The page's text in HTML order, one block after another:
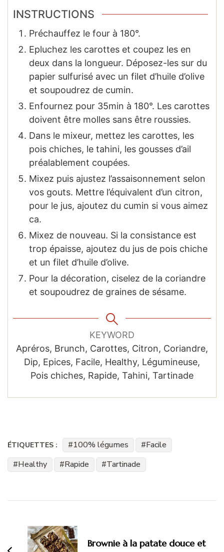
INSTRUCTIONS
Préchauffez le four à 180°.
Epluchez les carottes et coupez les en
deux dans la longueur. Déposez-les sur du
papier sulfurisé avec un filet d’huile d’olive
et soupoudrez de cumin.
Enfournez pour 35min à 180°. Les carottes
doivent être molles sans être roussies.
Dans le mixeur, mettez les carottes, les
pois chiches, le tahini, les gousses d’ail
préalablement coupées.
Mixez puis ajustez l’assaisonnement selon
vos gouts. Mettre l’équivalent d’un citron,
pour le jus, ajoutez du cumin si vous aimez
ca.
Mixez de nouveau. Si la consistance est
trop épaisse, ajoutez du jus de pois chiche
et un filet d’huile d’olive.
Pour la décoration, ciselez de la coriandre
et soupoudrez de graines de sésame.
KEYWORD
Apréros, Brunch, Carottes, Citron, Coriandre,
Dip, Epices, Facile, Healthy, Légumineuse,
Pois chiches, Rapide, Tahini, Tartinade
ÉTIQUETTES : 100% légumes
Facile
Healthy
Rapide Tartinade
d'article
Brownie à la patate douce et